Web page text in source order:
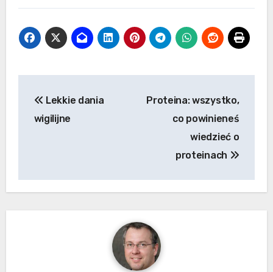
wpisu
Lekkie dania
wigilijne
Proteina: wszystko,
co powinieneś
wiedzieć o
proteinach